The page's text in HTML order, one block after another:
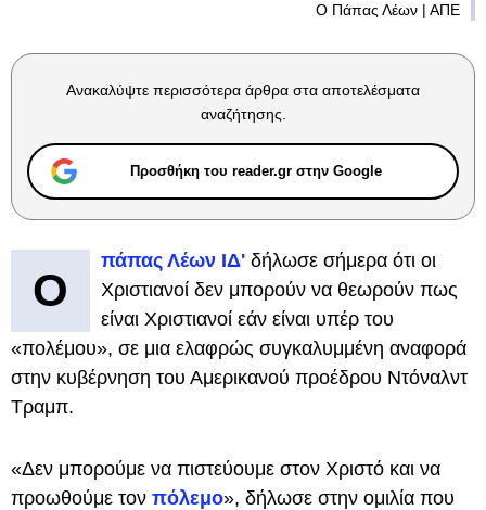
Ο Πάπας Λέων | ΑΠΕ
Ανακαλύψτε περισσότερα άρθρα στα αποτελέσματα
αναζήτησης.
Προσθήκη του reader.gr στην Google
Ο
πάπας Λέων ΙΔ' δήλωσε σήμερα ότι οι
Χριστιανοί δεν μπορούν να θεωρούν πως
είναι Χριστιανοί εάν είναι υπέρ του
«πολέμου», σε μια ελαφρώς συγκαλυμμένη αναφορά
στην κυβέρνηση του Αμερικανού προέδρου Ντόναλντ
Τραμπ.
«Δεν μπορούμε να πιστεύουμε στον Χριστό και να
προωθούμε τον πόλεμο», δήλωσε στην ομιλία που